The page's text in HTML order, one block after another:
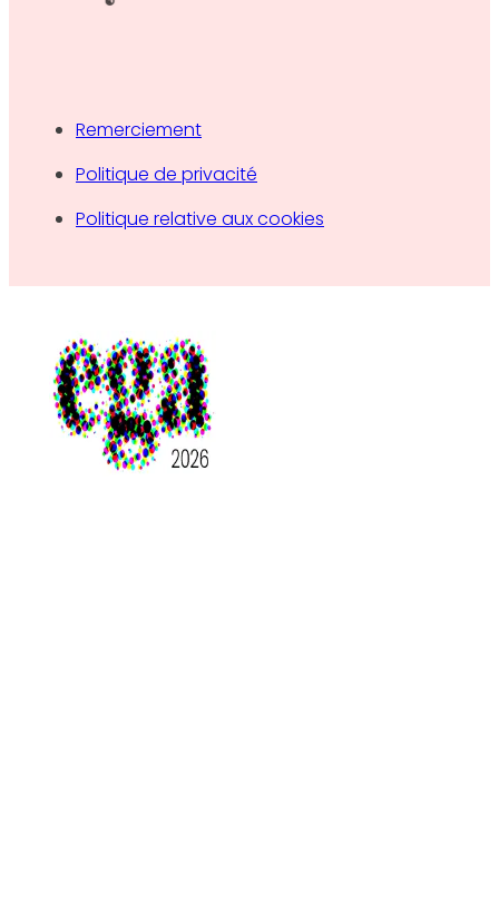
Remerciement
Politique de privacité
Politique relative aux cookies